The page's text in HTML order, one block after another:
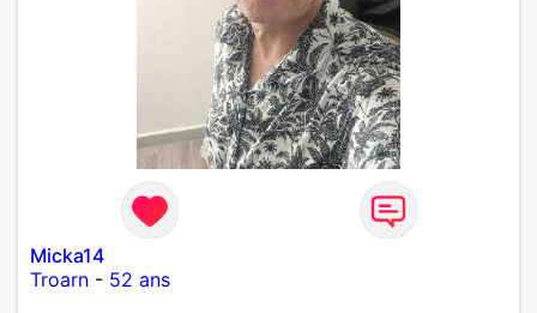
Micka14
Troarn - 52 ans